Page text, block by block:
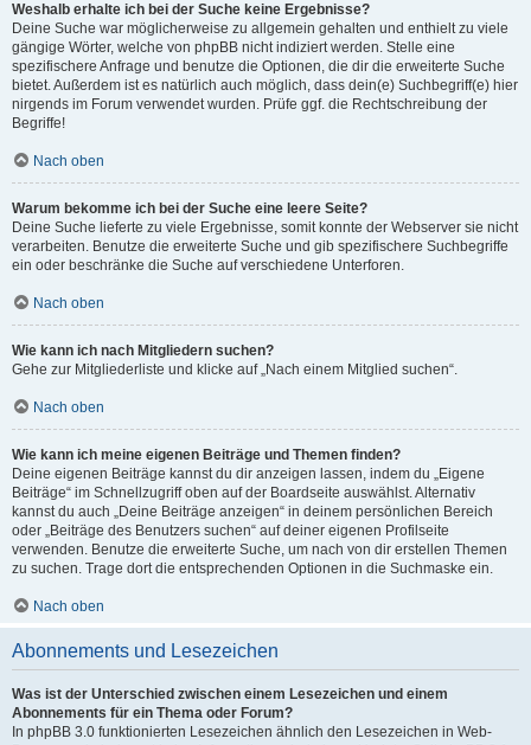
Weshalb erhalte ich bei der Suche keine Ergebnisse?
Deine Suche war möglicherweise zu allgemein gehalten und enthielt zu viele
gängige Wörter, welche von phpBB nicht indiziert werden. Stelle eine
spezifischere Anfrage und benutze die Optionen, die dir die erweiterte Suche
bietet. Außerdem ist es natürlich auch möglich, dass dein(e) Suchbegriff(e) hier
nirgends im Forum verwendet wurden. Prüfe ggf. die Rechtschreibung der
Begriffe!
Nach oben
Warum bekomme ich bei der Suche eine leere Seite?
Deine Suche lieferte zu viele Ergebnisse, somit konnte der Webserver sie nicht
verarbeiten. Benutze die erweiterte Suche und gib spezifischere Suchbegriffe
ein oder beschränke die Suche auf verschiedene Unterforen.
Nach oben
Wie kann ich nach Mitgliedern suchen?
Gehe zur Mitgliederliste und klicke auf „Nach einem Mitglied suchen“.
Nach oben
Wie kann ich meine eigenen Beiträge und Themen finden?
Deine eigenen Beiträge kannst du dir anzeigen lassen, indem du „Eigene
Beiträge“ im Schnellzugriff oben auf der Boardseite auswählst. Alternativ
kannst du auch „Deine Beiträge anzeigen“ in deinem persönlichen Bereich
oder „Beiträge des Benutzers suchen“ auf deiner eigenen Profilseite
verwenden. Benutze die erweiterte Suche, um nach von dir erstellen Themen
zu suchen. Trage dort die entsprechenden Optionen in die Suchmaske ein.
Nach oben
Abonnements und Lesezeichen
Was ist der Unterschied zwischen einem Lesezeichen und einem
Abonnements für ein Thema oder Forum?
In phpBB 3.0 funktionierten Lesezeichen ähnlich den Lesezeichen in Web-